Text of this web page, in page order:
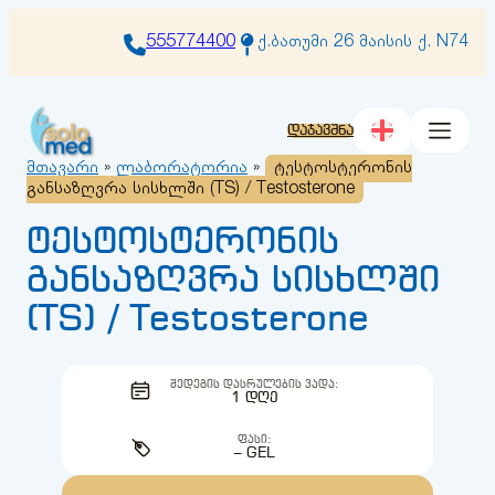
555774400 ქ.ბათუმი 26 მაისის ქ. N74
დაჯავშნა
მთავარი » ლაბორატორია »
ტესტოსტერონის
განსაზღვრა სისხლში (TS) / Testosterone
ტესტოსტერონის
განსაზღვრა სისხლში
(TS) / Testosterone
ᲨᲔᲓᲔᲒᲘᲡ ᲓᲐᲡᲠᲣᲚᲔᲑᲘᲡ ᲕᲐᲓᲐ:
1 ᲓᲦᲔ
ᲤᲐᲡᲘ:
– GEL